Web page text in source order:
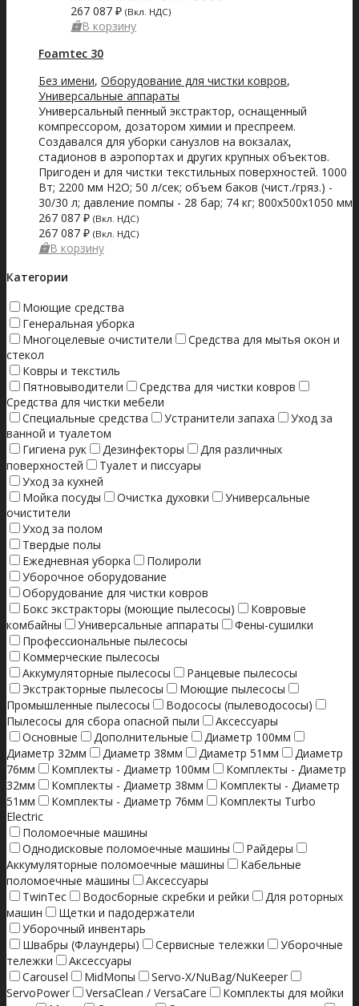
267 087 ₽ (Вкл. НДС)
В корзину
Foamtec 30
Без имени, Оборудование для чистки ковров,
Универсальные аппараты
Универсальный пенный экстрактор, оснащенный
компрессором, дозатором химии и преспреем.
Создавался для уборки санузлов на вокзалах,
стадионов в аэропортах и других крупных объектов.
Пригоден и для чистки текстильных поверхностей. 1000
Вт; 2200 мм Н2О; 50 л/сек; объем баков (чист./гряз.) -
30/30 л; давление помпы - 28 бар; 74 кг; 800х500х1050 мм
267 087 ₽ (Вкл. НДС)
267 087 ₽ (Вкл. НДС)
В корзину
Категории
Моющие средства
Генеральная уборка
Многоцелевые очистители
Средства для мытья окон и
стекол
Ковры и текстиль
Пятновыводители
Средства для чистки ковров
Средства для чистки мебели
Специальные средства
Устранители запаха
Уход за
ванной и туалетом
Гигиена рук
Дезинфекторы
Для различных
поверхностей
Туалет и писсуары
Уход за кухней
Мойка посуды
Очистка духовки
Универсальные
очистители
Уход за полом
Твердые полы
Ежедневная уборка
Полироли
Уборочное оборудование
Оборудование для чистки ковров
Бокс экстракторы (моющие пылесосы)
Ковровые
комбайны
Универсальные аппараты
Фены-сушилки
Профессиональные пылесосы
Коммерческие пылесосы
Аккумуляторные пылесосы
Ранцевые пылесосы
Экстракторные пылесосы
Моющие пылесосы
Промышленные пылесосы
Водососы (пылеводососы)
Пылесосы для сбора опасной пыли
Аксессуары
Основные
Дополнительные
Диаметр 100мм
Диаметр 32мм
Диаметр 38мм Диаметр 51мм
Диаметр
76мм
Комплекты - Диаметр 100мм
Комплекты - Диаметр
32мм
Комплекты - Диаметр 38мм
Комплекты - Диаметр
51мм
Комплекты - Диаметр 76мм
Комплекты Turbo
Electric
Поломоечные машины
Однодисковые поломоечные машины
Райдеры
Аккумуляторные поломоечные машины
Кабельные
поломоечные машины
Аксессуары
TwinTec
Водосборные скребки и рейки
Для роторных
машин
Щетки и падодержатели
Уборочный инвентарь
Швабры (Флаундеры)
Сервисные тележки
Уборочные
тележки
Аксессуары
Carousel
MidМопы
Servo-X/NuBag/NuKeeper
ServoPower
VersaClean / VersaCare
Комплекты для мойки